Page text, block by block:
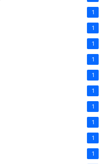
1
1
1
1
1
1
1
1
1
1